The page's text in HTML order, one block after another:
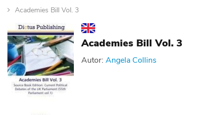
Academies Bill Vol. 3
Academies Bill Vol. 3
Autor: Angela Collins